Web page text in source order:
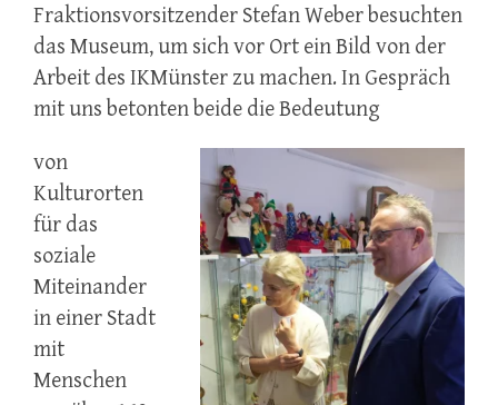
Fraktionsvorsitzender Stefan Weber besuchten
das Museum, um sich vor Ort ein Bild von der
Arbeit des IKMünster zu machen. In Gespräch
mit uns betonten beide die Bedeutung
von
Kulturorten
für das
soziale
Miteinander
in einer Stadt
mit
Menschen